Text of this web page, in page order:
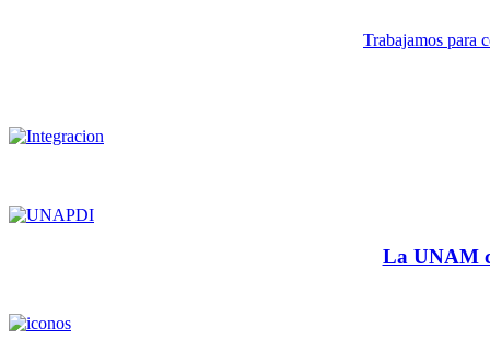
Trabajamos para
La UNAM